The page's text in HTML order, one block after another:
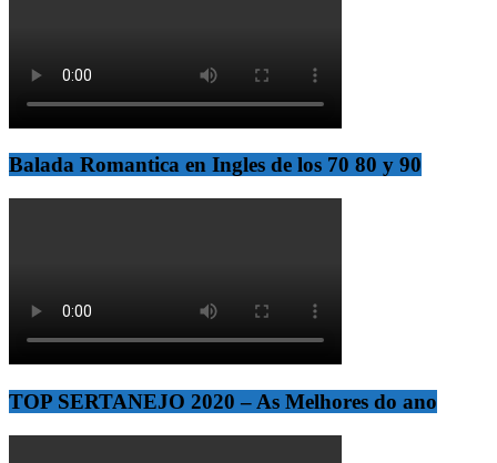
Balada Romantica en Ingles de los 70 80 y 90
TOP SERTANEJO 2020 – As Melhores do ano